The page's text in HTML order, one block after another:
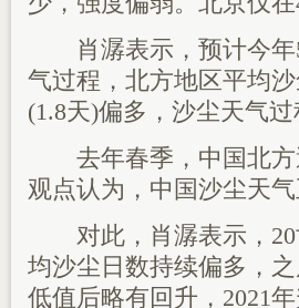
肖潺表示，预计今年5
气过程，北方地区平均
(1.8天)偏多，沙尘天气
去年春季，中国北方
观点认为，中国沙尘天气
对此，肖潺表示，20
均沙尘日数持续偏多，
低值后略有回升，2021